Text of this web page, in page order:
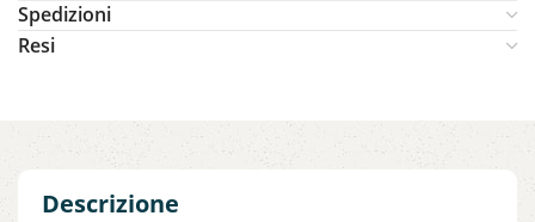
Spedizioni
Resi
Descrizione